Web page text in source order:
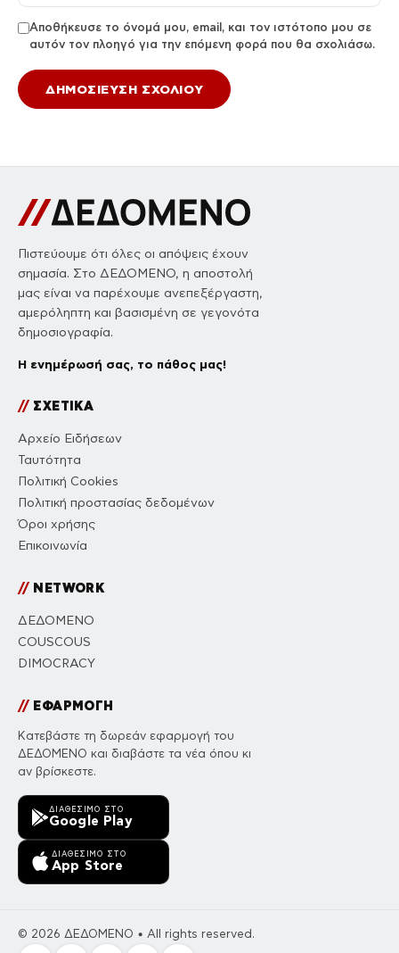
Αποθήκευσε το όνομά μου, email, και τον ιστότοπο μου σε
αυτόν τον πλοηγό για την επόμενη φορά που θα σχολιάσω.
Πιστεύουμε ότι όλες οι απόψεις έχουν
σημασία. Στο ΔΕΔΟΜΕΝΟ, η αποστολή
μας είναι να παρέχουμε ανεπεξέργαστη,
αμερόληπτη και βασισμένη σε γεγονότα
δημοσιογραφία.
Η ενημέρωσή σας, το πάθος μας!
//ΣΧΕΤΙΚΑ
Αρχείο Ειδήσεων
Ταυτότητα
Πολιτική Cookies
Πολιτική προστασίας δεδομένων
Όροι χρήσης
Επικοινωνία
//NETWORK
ΔΕΔΟΜΕΝΟ
COUSCOUS
DIMOCRACY
//ΕΦΑΡΜΟΓΗ
Κατεβάστε τη δωρεάν εφαρμογή του
ΔΕΔΟΜΕΝΟ και διαβάστε τα νέα όπου κι
αν βρίσκεστε.
ΔΙΑΘΈΣΙΜΟ ΣΤΟ
Google Play
ΔΙΑΘΈΣΙΜΟ ΣΤΟ
App Store
© 2026 ΔΕΔΟΜΕΝΟ • All rights reserved.